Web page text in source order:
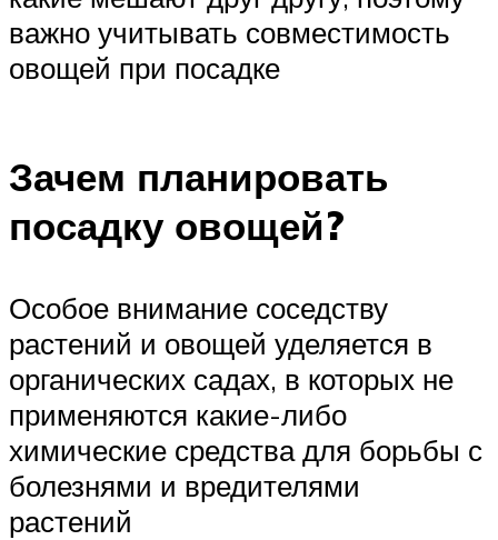
важно учитывать совместимость
овощей при посадке
Зачем планировать
посадку овощей?
Особое внимание соседству
растений и овощей уделяется в
органических садах, в которых не
применяются какие-либо
химические средства для борьбы с
болезнями и вредителями
растений